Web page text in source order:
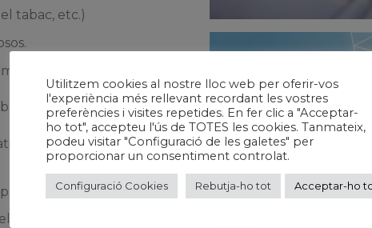
tabac, etc.)
signes de malalties .
cervicals, la tràquea i el
pulmó.
Utilitzem cookies al nostre lloc web per oferir-vos
l'experiència més rellevant recordant les vostres
preferències i visites repetides. En fer clic a "Acceptar-
ho tot", accepteu l'ús de TOTES les cookies. Tanmateix,
podeu visitar "Configuració de les galetes" per
proporcionar un consentiment controlat.
Configuració Cookies Rebutja-ho tot Acceptar-ho